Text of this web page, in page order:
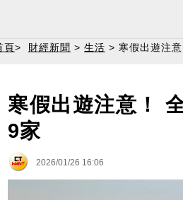
頁> 財經新聞 > 生活 > 寒假出遊注
寒假出遊注意！
9家
2026/01/26 16:06